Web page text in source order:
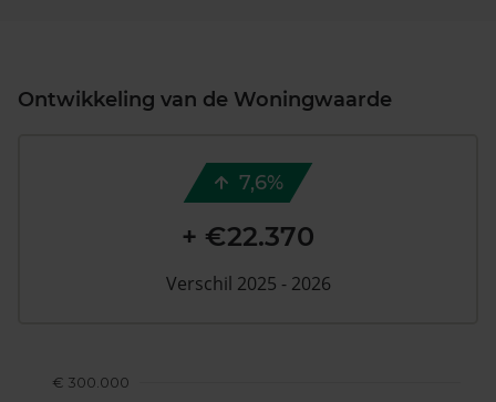
Ontwikkeling van de Woningwaarde
€ 300.000
7,6%
+ €22.370
Verschil 2025 - 2026